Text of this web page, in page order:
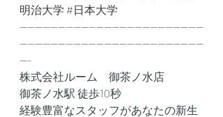
明治大学 #日本大学
------------------------------------------------
------------------------------------------------
---
株式会社ルーム　御茶ノ水店
御茶ノ水駅 徒歩10秒
経験豊富なスタッフがあなたの新生